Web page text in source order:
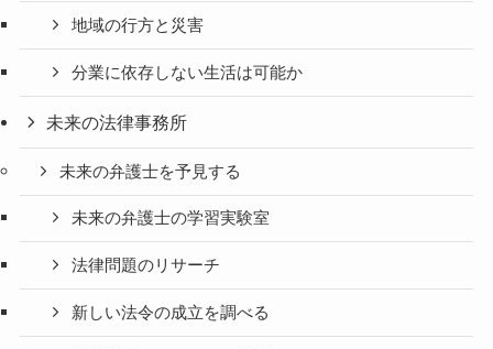
地域の行方と災害
分業に依存しない生活は可能か
未来の法律事務所
未来の弁護士を予見する
未来の弁護士の学習実験室
法律問題のリサーチ
新しい法令の成立を調べる